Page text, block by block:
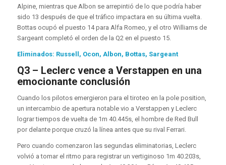
Alpine, mientras que Albon se arrepintió de lo que podría haber
sido 13 después de que el tráfico impactara en su última vuelta.
Bottas ocupó el puesto 14 para Alfa Romeo, y el otro Williams de
Sargeant completó el orden de la Q2 en el puesto 15.
Eliminados: Russell, Ocon, Albon, Bottas, Sargeant
Q3 – Leclerc vence a Verstappen en una
emocionante conclusión
Cuando los pilotos emergieron para el tiroteo en la pole position,
un intercambio de apertura notable vio a Verstappen y Leclerc
lograr tiempos de vuelta de 1m 40.445s, el hombre de Red Bull
por delante porque cruzó la línea antes que su rival Ferrari.
Pero cuando comenzaron las segundas eliminatorias, Leclerc
volvió a tomar el ritmo para registrar un vertiginoso 1m 40.203s,